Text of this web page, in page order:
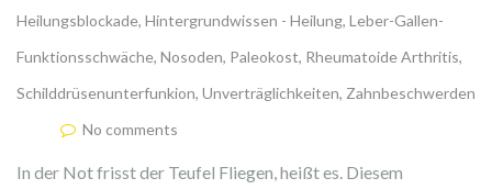
Heilungsblockade, Hintergrundwissen - Heilung, Leber-Gallen-
Funktionsschwäche, Nosoden, Paleokost, Rheumatoide Arthritis,
Schilddrüsenunterfunkion, Unverträglichkeiten, Zahnbeschwerden
No comments
In der Not frisst der Teufel Fliegen, heißt es. Diesem